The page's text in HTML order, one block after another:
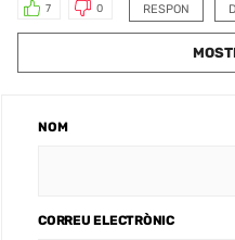
RESPON
7 0
NOM
CORREU ELECTRÒNIC